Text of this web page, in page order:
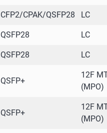
CFP2/CPAK/QSFP28 LC
QSFP28 LC
QSFP28 LC
QSFP+
12F
(MPO)
QSFP+
12F
(MPO)